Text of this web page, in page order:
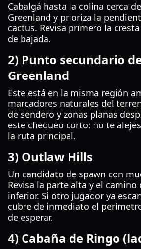
Cabalgá hasta la colina cerca
Greenland y prioriza la
cactus. Revisa primero la
de bajada.
2) Punto secundario
Greenland
Este está en la misma región
marcadores naturales del
de sendero y zonas planas
este chequeo corto: no te
la ruta principal.
3) Outlaw Hills
Un candidato de spawn con
Revisa la parte alta y el
inferior. Si otro jugador ya
cubre de inmediato el
de esperar.
4) Cabaña de Ringo